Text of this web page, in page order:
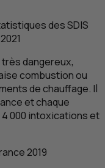
desSDIS
dangereux,
combustion ou
de chauffage. Il
et chaque
000 intoxications et
2019